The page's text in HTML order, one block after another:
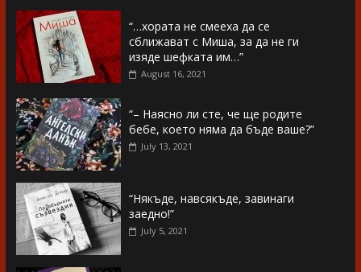
“…хората не смееха да се
сближават с Миша, за да не ги
изяде шефката им…”
August 16, 2021
“– Наясно ли сте, че ще родите
бебе, което няма да бъде ваше?”
July 13, 2021
“Някъде, навсякъде, завинаги
заедно!”
July 5, 2021